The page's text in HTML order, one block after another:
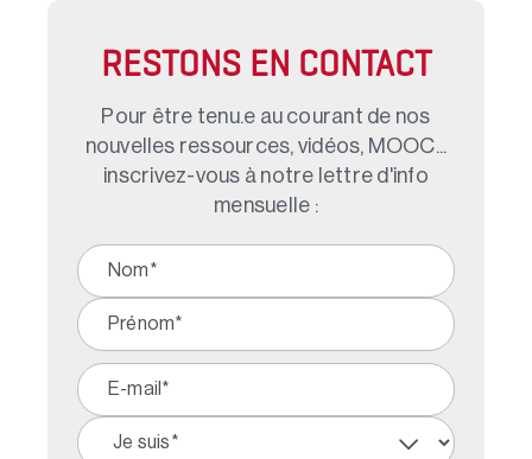
RESTONS EN CONTACT
Pour être tenu.e au courant de nos
nouvelles ressources, vidéos, MOOC...
inscrivez-vous à notre lettre d'info
mensuelle :